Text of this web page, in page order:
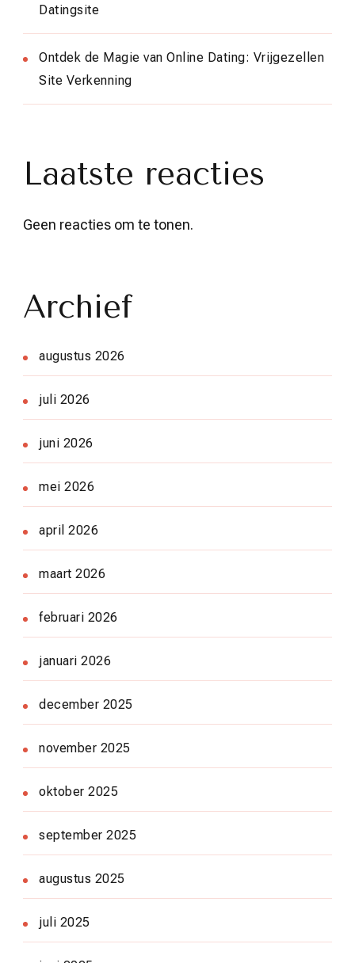
Datingsite
Ontdek de Magie van Online Dating: Vrijgezellen
Site Verkenning
Laatste reacties
Geen reacties om te tonen.
Archief
augustus 2026
juli 2026
juni 2026
mei 2026
april 2026
maart 2026
februari 2026
januari 2026
december 2025
november 2025
oktober 2025
september 2025
augustus 2025
juli 2025